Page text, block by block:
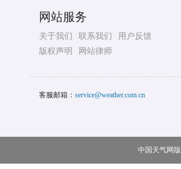
网站服务
关于我们 联系我们
用户反馈
版权声明
网站律师
客服邮箱： service@weather.com.cn
中国天气网